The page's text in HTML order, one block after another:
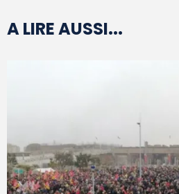
A LIRE AUSSI...